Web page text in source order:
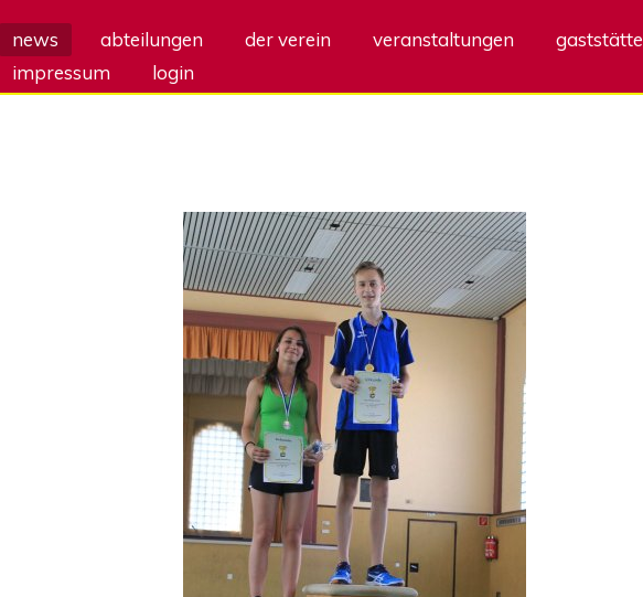
news abteilungen der verein veranstaltungen gaststätte
impressum
login